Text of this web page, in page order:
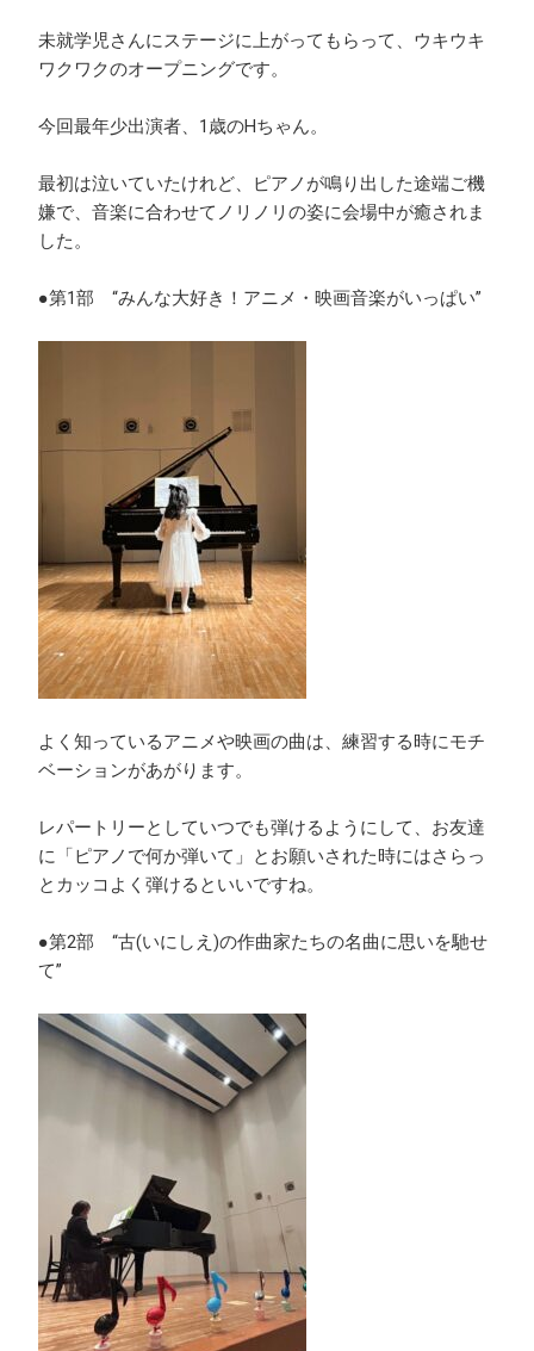
未就学児さんにステージに上がってもらって、ウキウキ
ワクワクのオープニングです。
今回最年少出演者、1歳のHちゃん。
最初は泣いていたけれど、ピアノが鳴り出した途端ご機
嫌で、音楽に合わせてノリノリの姿に会場中が癒されま
した。
●第1部 “みんな大好き！アニメ・映画音楽がいっぱい”
よく知っているアニメや映画の曲は、練習する時にモチ
ベーションがあがります。
レパートリーとしていつでも弾けるようにして、お友達
に「ピアノで何か弾いて」とお願いされた時にはさらっ
とカッコよく弾けるといいですね。
●第2部 “古(いにしえ)の作曲家たちの名曲に思いを馳せ
て”